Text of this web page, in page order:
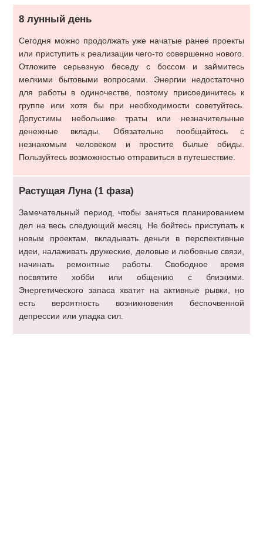
8 лунный день
Сегодня можно продолжать уже начатые ранее проекты
или приступить к реализации чего-то совершенно нового.
Отложите серьезную беседу с боссом и займитесь
мелкими бытовыми вопросами. Энергии недостаточно
для работы в одиночестве, поэтому присоединитесь к
группе или хотя бы при необходимости советуйтесь.
Допустимы небольшие траты или незначительные
денежные вклады. Обязательно пообщайтесь с
незнакомым человеком и простите былые обиды.
Пользуйтесь возможностью отправиться в путешествие.
Растущая Луна (1 фаза)
Замечательный период, чтобы заняться планированием
дел на весь следующий месяц. Не бойтесь приступать к
новым проектам, вкладывать деньги в перспективные
идеи, налаживать дружеские, деловые и любовные связи,
начинать ремонтные работы. Свободное время
посвятите хобби или общению с близкими.
Энергетического запаса хватит на активные рывки, но
есть вероятность возникновения беспочвенной
депрессии или упадка сил.